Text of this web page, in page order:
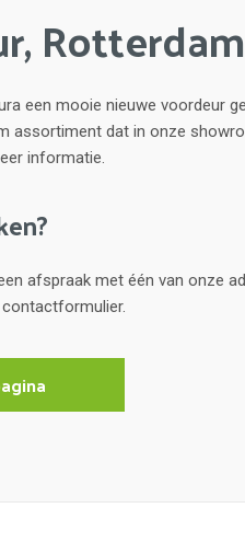
Rotterdam
een mooie nieuwe voordeur
assortiment dat in onze
informatie.
afspraak met één van onze